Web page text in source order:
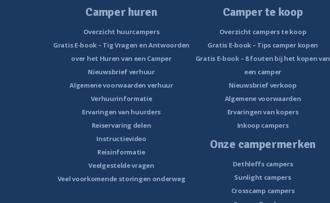
Camper huren
Overzicht huurcampers
Gratis E-book – Tig Vragen en Antwoorden
over het Huren van een Camper
Nieuwsbrief verhuur
Algemene voorwaarden verhuur
Verhuurinformatie
Ervaringen van huurders
Reiservaring delen
Instructievideo
Reisinformatie
Veelgestelde vragen
Veel voorkomende storingen onderweg
Camper te koop
Overzicht campers te koop
Gratis E-book – Tips camper kopen
Gratis E-book – 8 fouten bij het kopen van
een camper
Nieuwsbrief verkoop
Algemene voorwaarden
Ervaringen van kopers
Inkoop campers
Onze campermerken
Dethleffs campers
Sunlight campers
Crosscamp campers